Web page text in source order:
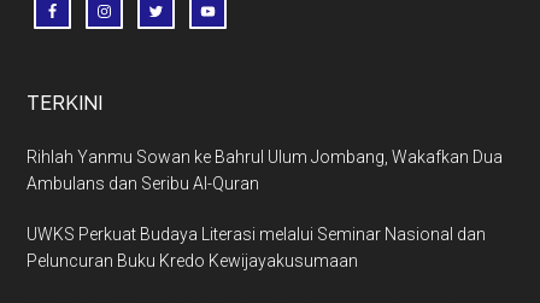
TERKINI
Rihlah Yanmu Sowan ke Bahrul Ulum Jombang, Wakafkan Dua
Ambulans dan Seribu Al-Quran
UWKS Perkuat Budaya Literasi melalui Seminar Nasional dan
Peluncuran Buku Kredo Kewijayakusumaan